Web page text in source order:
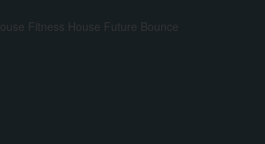
Fitness House Future Bounce